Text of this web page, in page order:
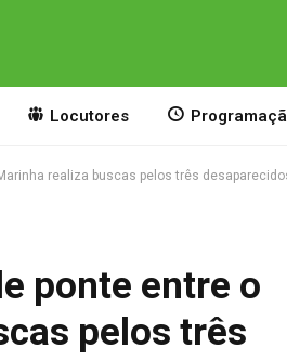
Locutores
realiza buscas pelos três
ponte entre o
pelos três